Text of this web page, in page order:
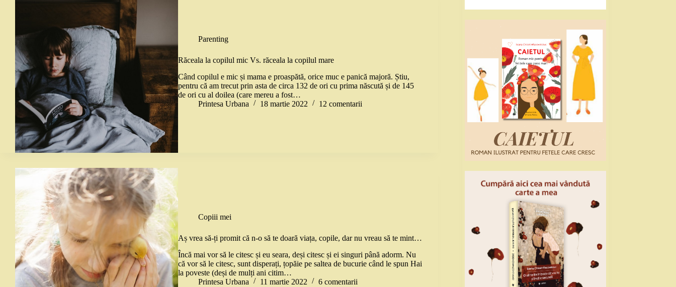
Parenting
Răceala la copilul mic Vs. răceala la copilul mare
Când copilul e mic și mama e proaspătă, orice muc e panică majoră. Știu,
pentru că am trecut prin asta de circa 132 de ori cu prima născută și de 145
de ori cu al doilea (care mereu a fost…
Printesa Urbana
18 martie 2022 12 comentarii
Copiii mei
Aș vrea să-ți promit că n-o să te doară viața, copile, dar nu vreau să te mint…
Încă mai vor să le citesc și eu seara, deși citesc și ei singuri până adorm. Nu
că vor să le citesc, sunt disperați, țopăie pe saltea de bucurie când le spun Hai
la poveste (deși de mulți ani citim…
Printesa Urbana
11 martie 2022 6 comentarii